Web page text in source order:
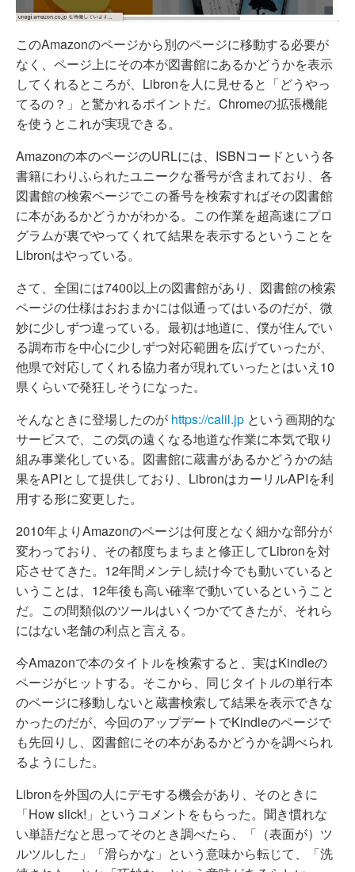
このAmazonのページから別のページに移動する必要が
なく、ページ上にその本が図書館にあるかどうかを表示
してくれるところが、Libronを人に見せると「どうやっ
てるの？」と驚かれるポイントだ。Chromeの拡張機能
を使うとこれが実現できる。
Amazonの本のページのURLには、ISBNコードという各
書籍にわりふられたユニークな番号が含まれており、各
図書館の検索ページでこの番号を検索すればその図書館
に本があるかどうかがわかる。この作業を超高速にプロ
グラムが裏でやってくれて結果を表示するということを
Libronはやっている。
さて、全国には7400以上の図書館があり、図書館の検索
ページの仕様はおおまかには似通ってはいるのだが、微
妙に少しずつ違っている。最初は地道に、僕が住んでい
る調布市を中心に少しずつ対応範囲を広げていったが、
他県で対応してくれる協力者が現れていったとはいえ10
県くらいで発狂しそうになった。
そんなときに登場したのが https://calil.jp という画期的な
サービスで、この気の遠くなる地道な作業に本気で取り
組み事業化している。図書館に蔵書があるかどうかの結
果をAPIとして提供しており、LibronはカーリルAPIを利
用する形に変更した。
2010年よりAmazonのページは何度となく細かな部分が
変わっており、その都度ちまちまと修正してLibronを対
応させてきた。12年間メンテし続け今でも動いていると
いうことは、12年後も高い確率で動いているということ
だ。この間類似のツールはいくつかでてきたが、それら
にはない老舗の利点と言える。
今Amazonで本のタイトルを検索すると、実はKindleの
ページがヒットする。そこから、同じタイトルの単行本
のページに移動しないと蔵書検索して結果を表示できな
かったのだが、今回のアップデートでKindleのページで
も先回りし、図書館にその本があるかどうかを調べられ
るようにした。
Libronを外国の人にデモする機会があり、そのときに
「How slick!」というコメントをもらった。聞き慣れな
い単語だなと思ってそのとき調べたら、「（表面が）ツ
ルツルした」「滑らかな」という意味から転じて、「洗